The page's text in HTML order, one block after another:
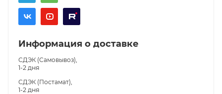
Информация о доставке
СДЭК (Самовывоз),
1-2 дня
СДЭК (Постамат),
1-2 дня